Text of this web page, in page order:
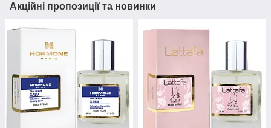
Акційні пропозиції та новинки